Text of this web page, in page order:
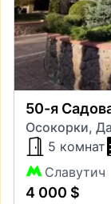
50-я
Осокорки,
5 комнат
Славутич
4 000 $